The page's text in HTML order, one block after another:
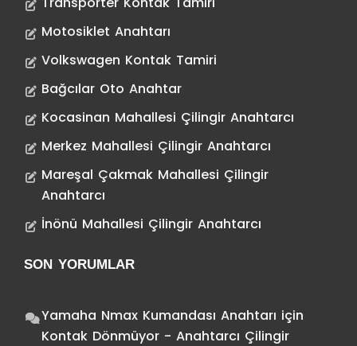
Motosiklet Anahtarı
Volkswagen Kontak Tamiri
Bağcılar Oto Anahtar
Kocasinan Mahallesi Çilingir Anahtarcı
Merkez Mahallesi Çilingir Anahtarcı
Mareşal Çakmak Mahallesi Çilingir
Anahtarcı
İnönü Mahallesi Çilingir Anahtarcı
SON YORUMLAR
Yamaha Nmax Kumandası Anahtarı için
Kontak Dönmüyor - Anahtarcı Çilingir